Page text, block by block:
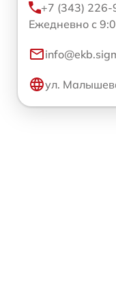
+7 (343)
Ежедневно с
ул.